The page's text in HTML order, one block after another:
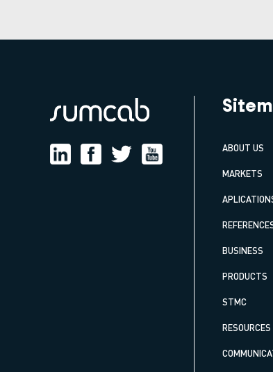
ABOUT US
MARKETS
BUSINESS
PRODUCTS
STMC
RESOURCES